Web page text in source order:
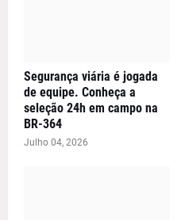
Segurança viária é jogada
de equipe. Conheça a
seleção 24h em campo na
BR-364
Julho 04, 2026